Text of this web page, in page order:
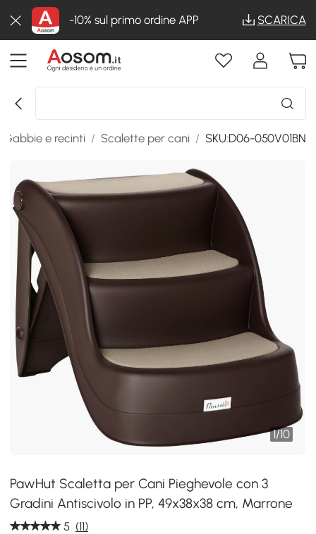
-10% sul primo ordine APP SCARICA
Gabbie e recinti / Scalette per cani / SKU:D06-050V01BN
1/10
PawHut Scaletta per Cani Pieghevole con 3
Gradini Antiscivolo in PP, 49x38x38 cm, Marrone
5 (11)